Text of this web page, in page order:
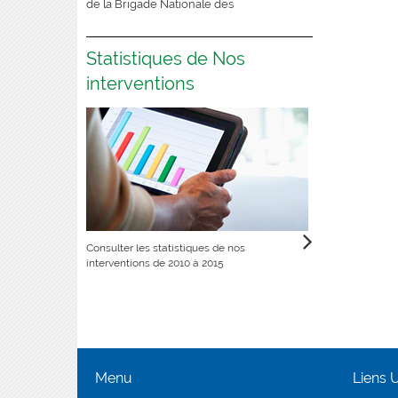
de la Brigade Nationale des
Statistiques de Nos
interventions
Consulter les statistiques de nos
interventions de 2010 à 2015
Menu Liens